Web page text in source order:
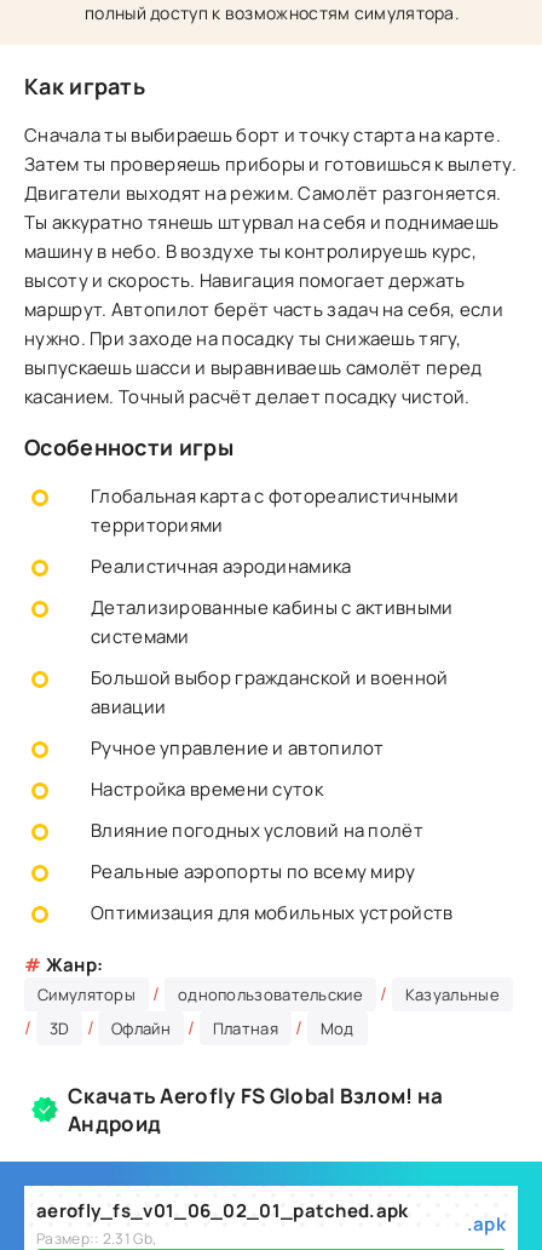
полный доступ к возможностям симулятора.
Как играть
Сначала ты выбираешь борт и точку старта на карте.
Затем ты проверяешь приборы и готовишься к вылету.
Двигатели выходят на режим. Самолёт разгоняется.
Ты аккуратно тянешь штурвал на себя и поднимаешь
машину в небо. В воздухе ты контролируешь курс,
высоту и скорость. Навигация помогает держать
маршрут. Автопилот берёт часть задач на себя, если
нужно. При заходе на посадку ты снижаешь тягу,
выпускаешь шасси и выравниваешь самолёт перед
касанием. Точный расчёт делает посадку чистой.
Особенности игры
Глобальная карта с фотореалистичными
территориями
Реалистичная аэродинамика
Детализированные кабины с активными
системами
Большой выбор гражданской и военной
авиации
Ручное управление и автопилот
Настройка времени суток
Влияние погодных условий на полёт
Реальные аэропорты по всему миру
Оптимизация для мобильных устройств
# Жанр:
Симуляторы / однопользовательские / Казуальные
/ 3D / Офлайн / Платная / Мод
Скачать Aerofly FS Global Взлом! на
Андроид
aerofly_fs_v01_06_02_01_patched.apk
Размер:: 2.31 Gb,
.apk